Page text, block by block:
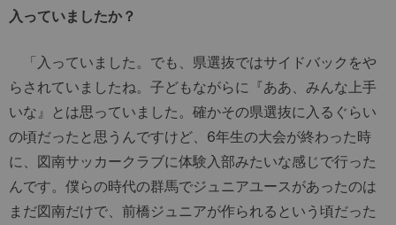
入っていましたか？
「入っていました。でも、県選抜ではサイドバックをや
らされていましたね。子どもながらに『ああ、みんな上手
いな』とは思っていました。確かその県選抜に入るぐらい
の頃だったと思うんですけど、6年生の大会が終わった時
に、図南サッカークラブに体験入部みたいな感じで行った
んです。僕らの時代の群馬でジュニアユースがあったのは
まだ図南だけで、前橋ジュニアが作られるという頃だった